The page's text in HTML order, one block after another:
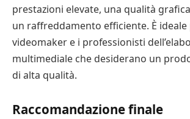
prestazioni elevate, una qualità
un raffreddamento efficiente. È
videomaker e i professionisti
multimediale che desiderano un
di alta qualità.
Raccomandazione finale